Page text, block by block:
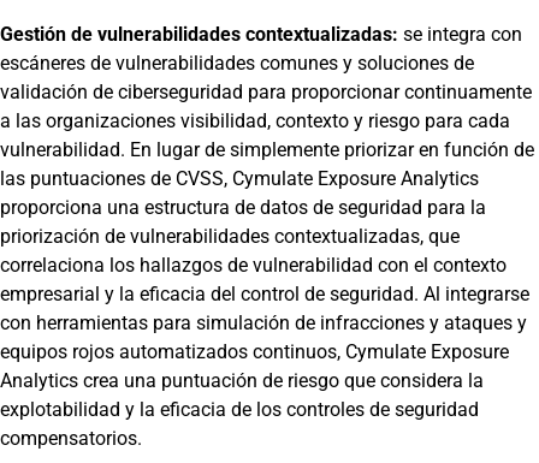
Gestión de vulnerabilidades contextualizadas: se integra con
escáneres de vulnerabilidades comunes y soluciones de
validación de ciberseguridad para proporcionar continuamente
a las organizaciones visibilidad, contexto y riesgo para cada
vulnerabilidad. En lugar de simplemente priorizar en función de
las puntuaciones de CVSS, Cymulate Exposure Analytics
proporciona una estructura de datos de seguridad para la
priorización de vulnerabilidades contextualizadas, que
correlaciona los hallazgos de vulnerabilidad con el contexto
empresarial y la eficacia del control de seguridad. Al integrarse
con herramientas para simulación de infracciones y ataques y
equipos rojos automatizados continuos, Cymulate Exposure
Analytics crea una puntuación de riesgo que considera la
explotabilidad y la eficacia de los controles de seguridad
compensatorios.